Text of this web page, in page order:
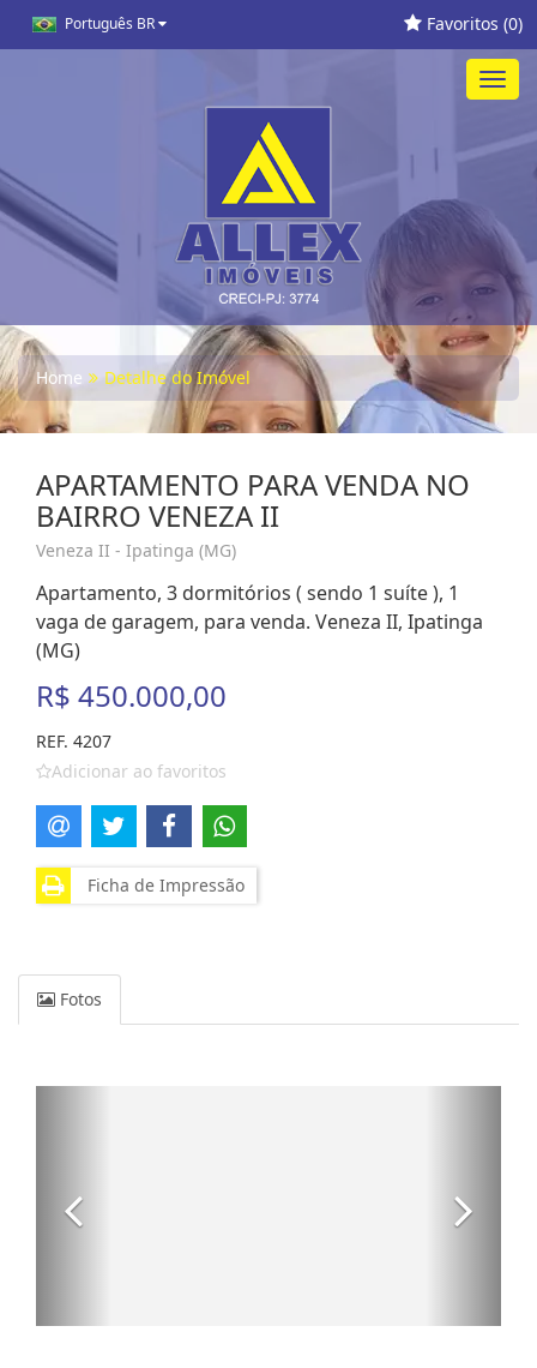
Português BR Favoritos (0)
Home Detalhe do Imóvel
APARTAMENTO PARA VENDA NO
BAIRRO VENEZA II
Veneza II - Ipatinga (MG)
Apartamento, 3 dormitórios ( sendo 1 suíte ), 1
vaga de garagem, para venda. Veneza II, Ipatinga
(MG)
R$ 450.000,00
REF. 4207
Adicionar ao favoritos
Ficha de Impressão
Fotos